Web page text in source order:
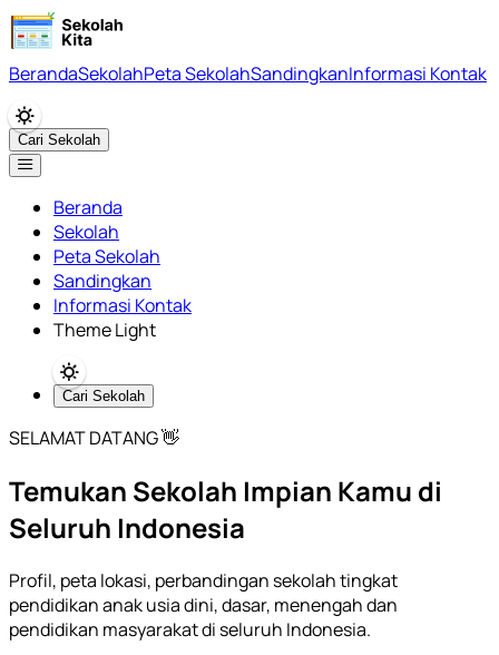
BerandaSekolahPeta SekolahSandingkanInformasi Kontak
Cari Sekolah
Beranda
Sekolah
Peta Sekolah
Sandingkan
Informasi Kontak
Theme Light
Cari Sekolah
SELAMAT DATANG 👋
Temukan Sekolah Impian Kamu di
Seluruh Indonesia
Profil, peta lokasi, perbandingan sekolah tingkat
pendidikan anak usia dini, dasar, menengah dan
pendidikan masyarakat di seluruh Indonesia.